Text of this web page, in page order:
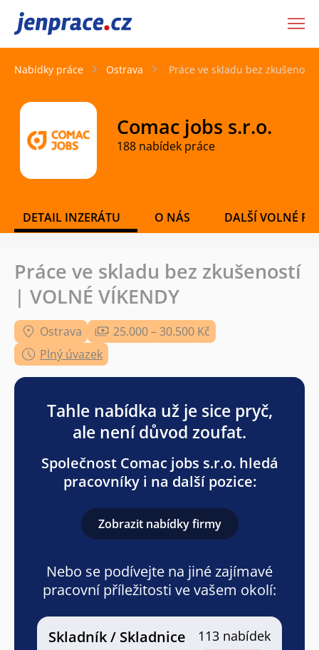
JenPráce.cz
Nabídky práce Ostrava Práce ve skladu bez zkušeností
Comac jobs s.r.o.
188 nabídek práce
DETAIL INZERÁTU O NÁS DALŠÍ VOLNÉ
Práce ve skladu bez zkušeností
| VOLNÉ VÍKENDY
Ostrava
25.000 – 30.500 Kč
Plný úvazek
Tahle nabídka už je sice pryč,
ale není důvod zoufat.
Společnost Comac jobs s.r.o. hledá
pracovníky i na další pozice:
Zobrazit nabídky firmy
Nebo se podívejte na jiné zajímavé
pracovní příležitosti ve vašem okolí:
Skladník / Skladnice 113 nabídek